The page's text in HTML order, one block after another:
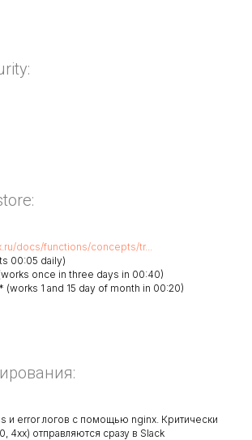
docs/functions/concepts/tr...
00:05 daily)
once in three days in 00:40)
(works 1 and 15 day of month in 00:20)
и error логов с помощью nginx. Критически
4хх) отправляются сразу в Slack